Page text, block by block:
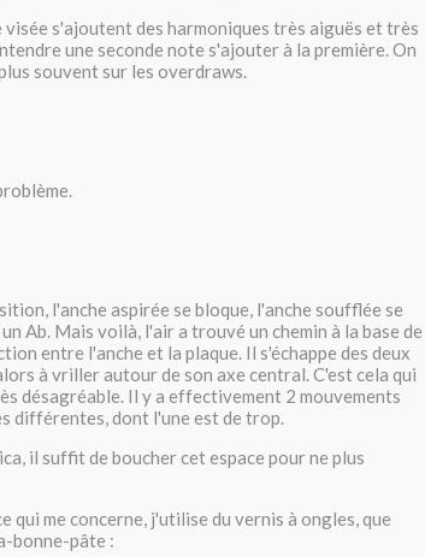
visée s'ajoutent des harmoniques très aiguës et très
une seconde note s'ajouter à la première. On
souvent sur les overdraws.
l'anche aspirée se bloque, l'anche soufflée se
Ab. Mais voilà, l'air a trouvé un chemin à la base de
entre l'anche et la plaque. Il s'échappe des deux
à vriller autour de son axe central. C'est cela qui
désagréable. Il y a effectivement 2 mouvements
différentes, dont l'une est de trop.
il suffit de boucher cet espace pour ne plus
qui me concerne, j'utilise du vernis à ongles, que
bonne-pâte :